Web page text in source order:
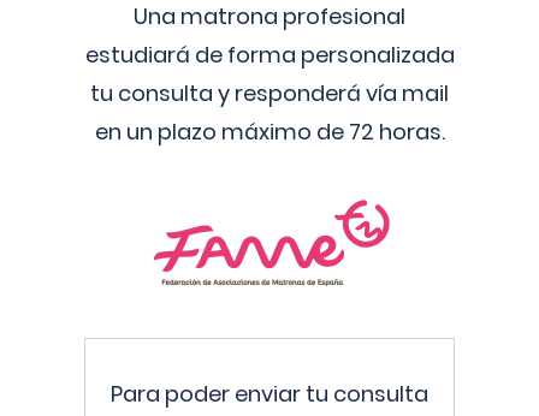
Una matrona profesional
estudiará de forma personalizada
tu consulta y responderá vía mail
en un plazo máximo de 72 horas.
Para poder enviar tu consulta